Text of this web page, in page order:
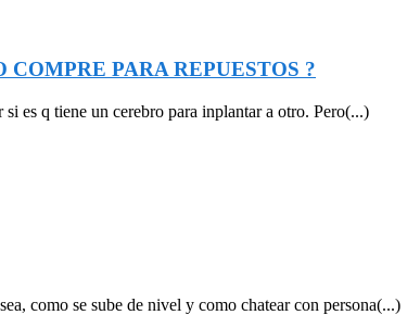
COMPRE PARA REPUESTOS ?
es q tiene un cerebro para inplantar a otro. Pero(...)
como se sube de nivel y como chatear con persona(...)